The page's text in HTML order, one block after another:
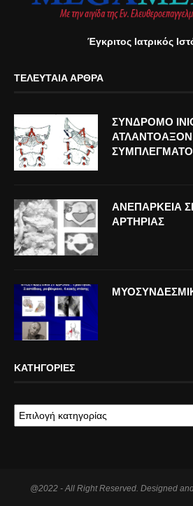
Έγκριτος Ιατρικός
ΤΕΛΕΥΤΑΊΑ ΆΡΘΡΑ
ΣΥΝΔΡΟΜΟ
ΑΝΕΠΑΡΚΕΙΑ
ΑΡΤΗΡΙΑΣ
ΚΑΤΗΓΟΡΊΕΣ
@2022 - All Right Reserved. Designed